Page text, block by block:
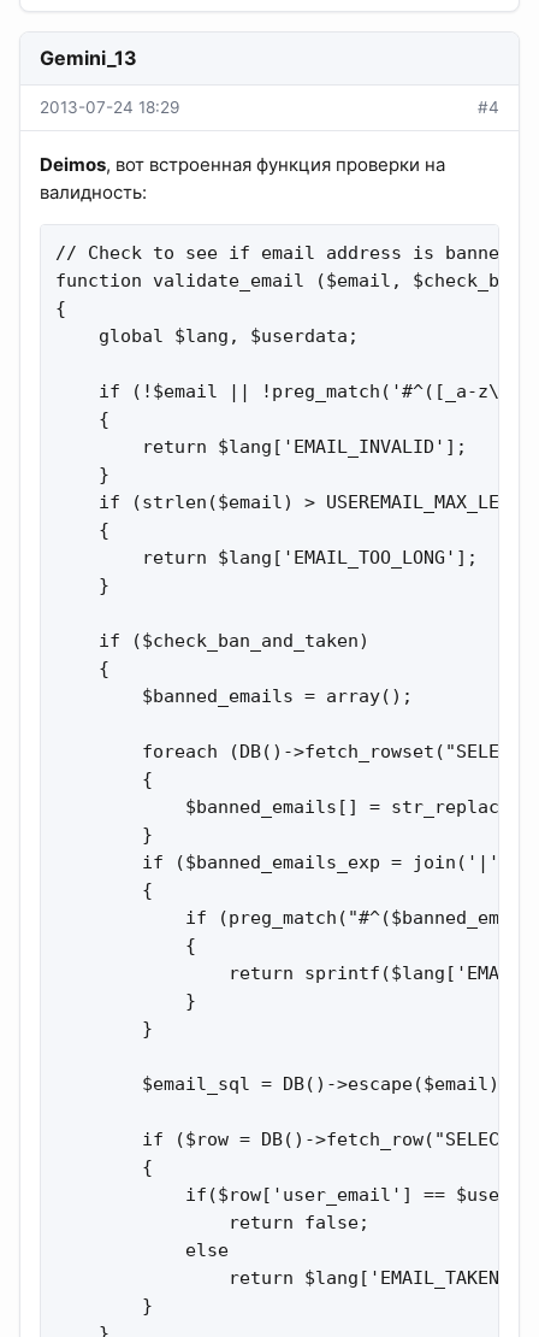
Gemini_13
2013-07-24 18:29 #4
Deimos, вот встроенная функция проверки на
валидность:
// Check to see if email address is banned
function validate_email ($email,
{
    global $lang, $userdata;
if (!$email || !preg_match('#^([_a-
    {
        return $lang['EMAIL_INVALID'];
    }
if (strlen($email) >
    {
        return $lang['EMAIL_TOO_LONG'];
    }
    if ($check_ban_and_taken)
    {
        $banned_emails = array();
foreach (DB()->fetch_rowset("SELECT
        {
$banned_emails[] =
        }
if ($banned_emails_exp = join('|',
        {
if
            {
return
            }
        }
        $email_sql = DB()->escape($email);
if ($row = DB()->fetch_row("SELECT
        {
if($row['user_email'] ==
                return false;
            else
                return $lang['EMAIL_TAKEN'];
        }